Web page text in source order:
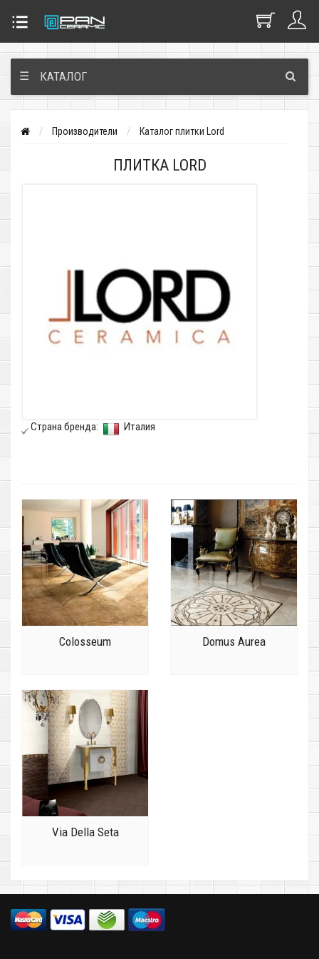
☰ КАТАЛОГ
Производители Каталог плитки Lord
ПЛИТКА LORD
Страна бренда: Италия
Colosseum Domus Aurea
Via Della Seta